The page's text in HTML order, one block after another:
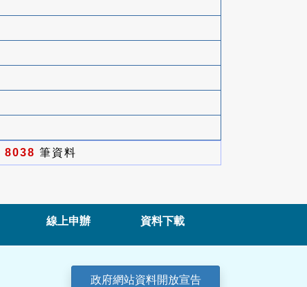
8038 筆資料
線上申辦 資料下載
政府網站資料開放宣告